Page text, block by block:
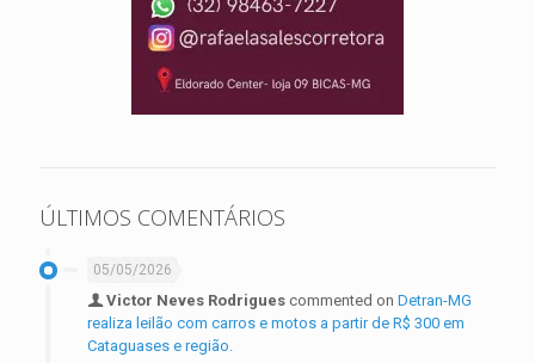
ÚLTIMOS COMENTÁRIOS
05/05/2026
Victor Neves Rodrigues commented on Detran-MG
realiza leilão com carros e motos a partir de R$ 300 em
Cataguases e região.